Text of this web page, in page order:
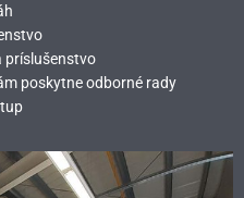
príslušenstvo
poskytne odborné rady